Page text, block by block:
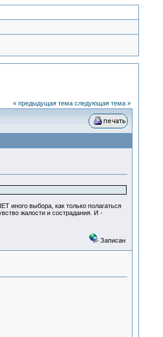
« предыдущая тема следующая тема »
выбора, как только полагаться
жалости и сострадания. И -
Записан